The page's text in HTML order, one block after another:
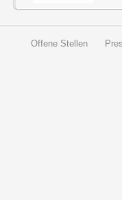
Offene Stellen